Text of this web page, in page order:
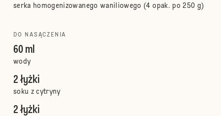
serka homogenizowanego waniliowego (4 opak. po 250 g)
DO NASĄCZENIA
60 ml
wody
2 łyżki
soku z cytryny
2 łyżki